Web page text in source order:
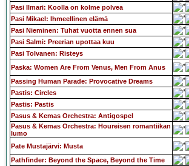
Pasi Ilmari: Koolla on kolme polvea
Pasi Mikael: Ihmeellinen elämä
Pasi Nieminen: Tuhat vuotta ennen sua
Pasi Salmi: Preerian upottaa kuu
Pasi Tolvanen: Risteys
Paska: Women Are From Venus, Men From Anus
Passing Human Parade: Provocative Dreams
Pastis: Circles
Pastis: Pastis
Pasus & Kemas Orchestra: Antigospel
Pasus & Kemas Orchestra: Houreisen romantiikan
lumo
Pate Mustajärvi: Musta
Pathfinder: Beyond the Space, Beyond the Time